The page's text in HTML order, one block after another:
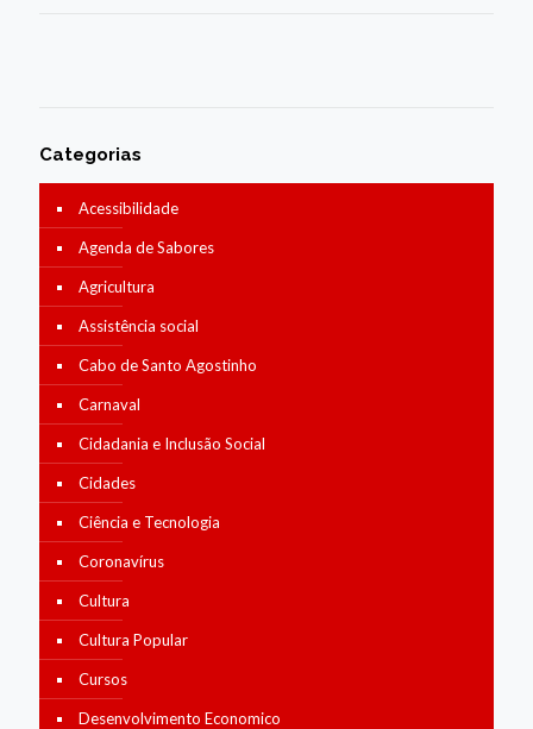
Categorias
Acessibilidade
Agenda de Sabores
Agricultura
Assistência social
Cabo de Santo Agostinho
Carnaval
Cidadania e Inclusão Social
Cidades
Ciência e Tecnologia
Coronavírus
Cultura
Cultura Popular
Cursos
Desenvolvimento Economico